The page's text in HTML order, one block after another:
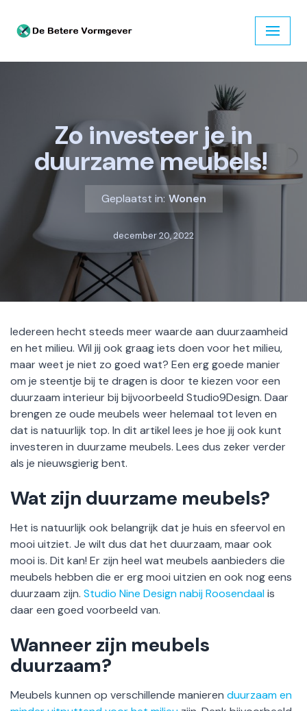
Ga
Zo investeer je in
duurzame meubels!
Geplaatst in: Wonen
december 20, 2022
Iedereen hecht steeds meer waarde aan duurzaamheid
en het milieu. Wil jij ook graag iets doen voor het milieu,
maar weet je niet zo goed wat? Een erg goede manier
om je steentje bij te dragen is door te kiezen voor een
duurzaam interieur bij bijvoorbeeld Studio9Design. Daar
brengen ze oude meubels weer helemaal tot leven en
dat is natuurlijk top. In dit artikel lees je hoe jij ook kunt
investeren in duurzame meubels. Lees dus zeker verder
als je nieuwsgierig bent.
Wat zijn duurzame meubels?
Het is natuurlijk ook belangrijk dat je huis en sfeervol en
mooi uitziet. Je wilt dus dat het duurzaam, maar ook
mooi is. Dit kan! Er zijn heel wat meubels aanbieders die
meubels hebben die er erg mooi uitzien en ook nog eens
duurzaam zijn. Studio Nine Design nabij Roosendaalis
daar een goed voorbeeld van.
Wanneer zijn meubels
duurzaam?
Meubels kunnen op verschillende manieren duurzaam en